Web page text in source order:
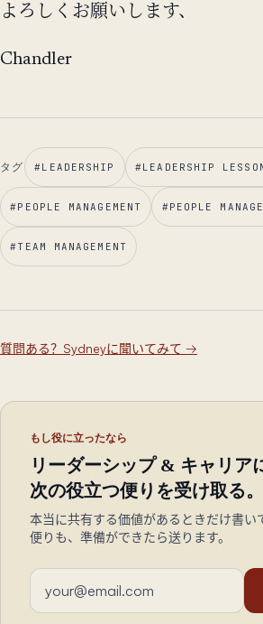
よろしくお願いします、
Chandler
タグ #LEADERSHIP #LEADERSHIP
#PEOPLE MANAGEMENT #PEOPLE
#TEAM MANAGEMENT
質問ある？Sydneyに聞いてみて →
もし役に立ったなら
リーダーシップ & キャリア
次の役立つ便りを受け取る。
本当に共有する価値があるときだけ書い
便りも、準備ができたら送ります。
メールアドレス